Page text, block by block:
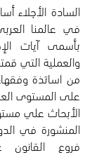
السادة الأجلاء
في عالمنا
بأسمى آيات
والعملية التي
من اساتذة
على المستوى
الأبحاث علي
المنشورة في
فروع